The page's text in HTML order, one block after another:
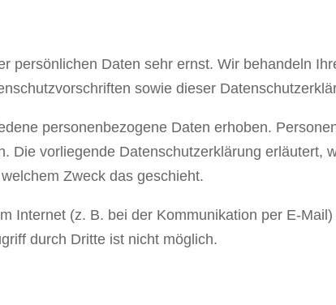
persönlichen Daten sehr ernst. Wir behandeln
sowie dieser
personenbezogene Daten erhoben.
Die vorliegende Datenschutzerklärung erläutert,
Zweck das geschieht.
Internet (z. B. bei der Kommunikation per E-
durch Dritte ist nicht möglich.